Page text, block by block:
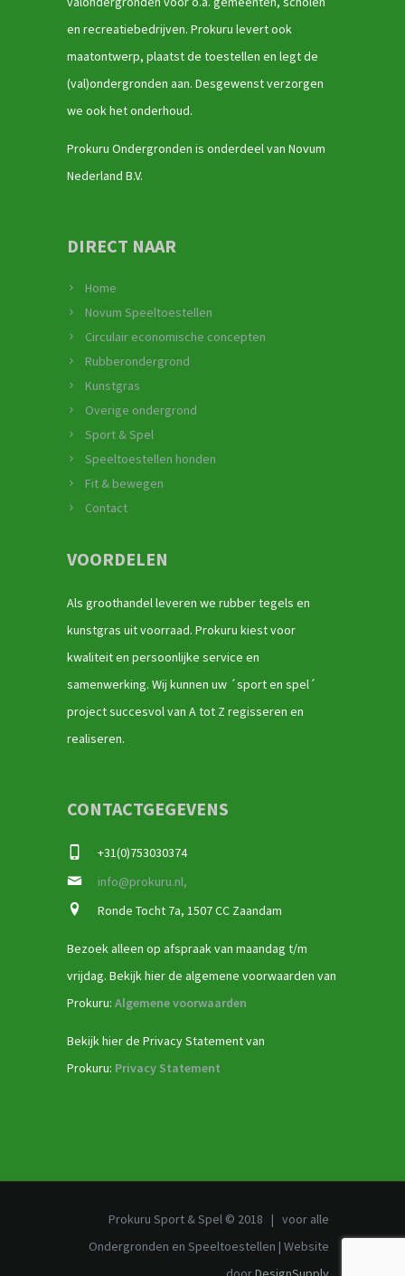
en recreatiebedrijven. Prokuru levert ook
maatontwerp, plaatst de toestellen en legt de
(val)ondergronden aan. Desgewenst verzorgen
we ook het onderhoud.
Prokuru Ondergronden is onderdeel van Novum
Nederland B.V.
DIRECT NAAR
Home
Novum Speeltoestellen
Circulair economische concepten
Rubberondergrond
Kunstgras
Overige ondergrond
Sport & Spel
Speeltoestellen honden
Fit & bewegen
Contact
VOORDELEN
Als groothandel leveren we rubber tegels en
kunstgras uit voorraad. Prokuru kiest voor
kwaliteit en persoonlijke service en
samenwerking. Wij kunnen uw ´sport en spel´
project succesvol van A tot Z regisseren en
realiseren.
CONTACTGEGEVENS
+31(0)753030374
info@prokuru.nl,
Ronde Tocht 7a, 1507 CC Zaandam
Bezoek alleen op afspraak van maandag t/m
vrijdag. Bekijk hier de algemene voorwaarden van
Prokuru: Algemene voorwaarden
Bekijk hier de Privacy Statement van
Prokuru: Privacy Statement
Prokuru Sport & Spel © 2018 | voor alle
Ondergronden en Speeltoestellen | Website